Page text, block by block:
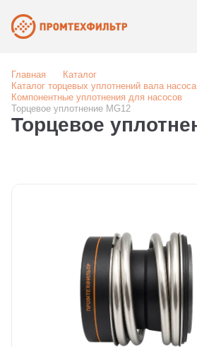
Главная
Каталог
Каталог торцевых уплотнений вала насоса
Компонентные уплотнения для насосов
Торцевое уплотнение MG12
Торцевое